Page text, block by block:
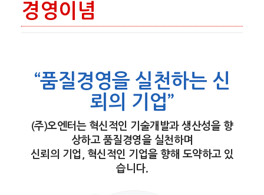
경영이념
“품질경영을 실천하는 신
뢰의 기업”
(주)오엔터는 혁신적인 기술개발과 생산성을 향
상하고 품질경영을 실천하며
신뢰의 기업, 혁신적인 기업을 향해 도약하고 있
습니다.